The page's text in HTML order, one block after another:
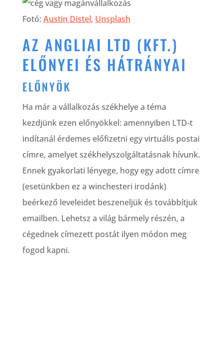
Fotó: Austin Distel, Unsplash
AZ ANGLIAI LTD (KFT.)
ELŐNYEI ÉS HÁTRÁNYAI
ELŐNYÖK
Ha már a vállalkozás székhelye a téma
kezdjünk ezen előnyökkel: amennyiben LTD-t
indítanál érdemes előfizetni egy virtuális postai
címre, amelyet székhelyszolgáltatásnak hívunk.
Ennek gyakorlati lényege, hogy egy adott címre
(esetünkben ez a winchesteri irodánk)
beérkező leveleidet beszeneljük és továbbítjuk
emailben. Lehetsz a világ bármely részén, a
cégednek címezett postát ilyen módon meg
fogod kapni.